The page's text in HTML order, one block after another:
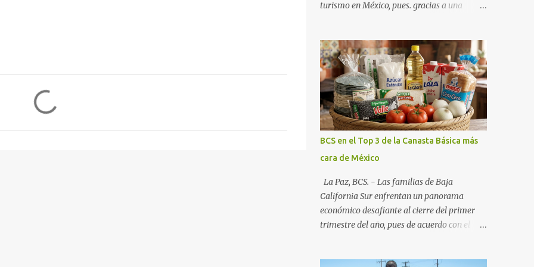
turismo en México, pues. gracias a una
fideicomisos de promoción, la entidad
proyecta un cierre de año marcado por una
ocupación hotelera robusta, una
conectividad aérea en ascenso y una
derrama económica sin precedentes. Las
proyecciones para este periodo vacacional
son optimistas, con un promedio estatal que
supera el 70% . Sin embargo, la sorpresa del
año la ha dado el norte del estado. Comondú
encabeza las expectativas con un
impresionante 89% de ocupación,
impulsado por el interés creciente en el
turismo de naturaleza. Le siguen destinos
Nuevo). La Paz: 66%. Loreto: 58%. Mulegé:
BCS en el Top 3 de la Canasta Básica más
cara de México
La Paz, BCS. - Las familias de Baja
California Sur enfrentan un panorama
económico desafiante al cierre del primer
trimestre del año, pues de acuerdo con el